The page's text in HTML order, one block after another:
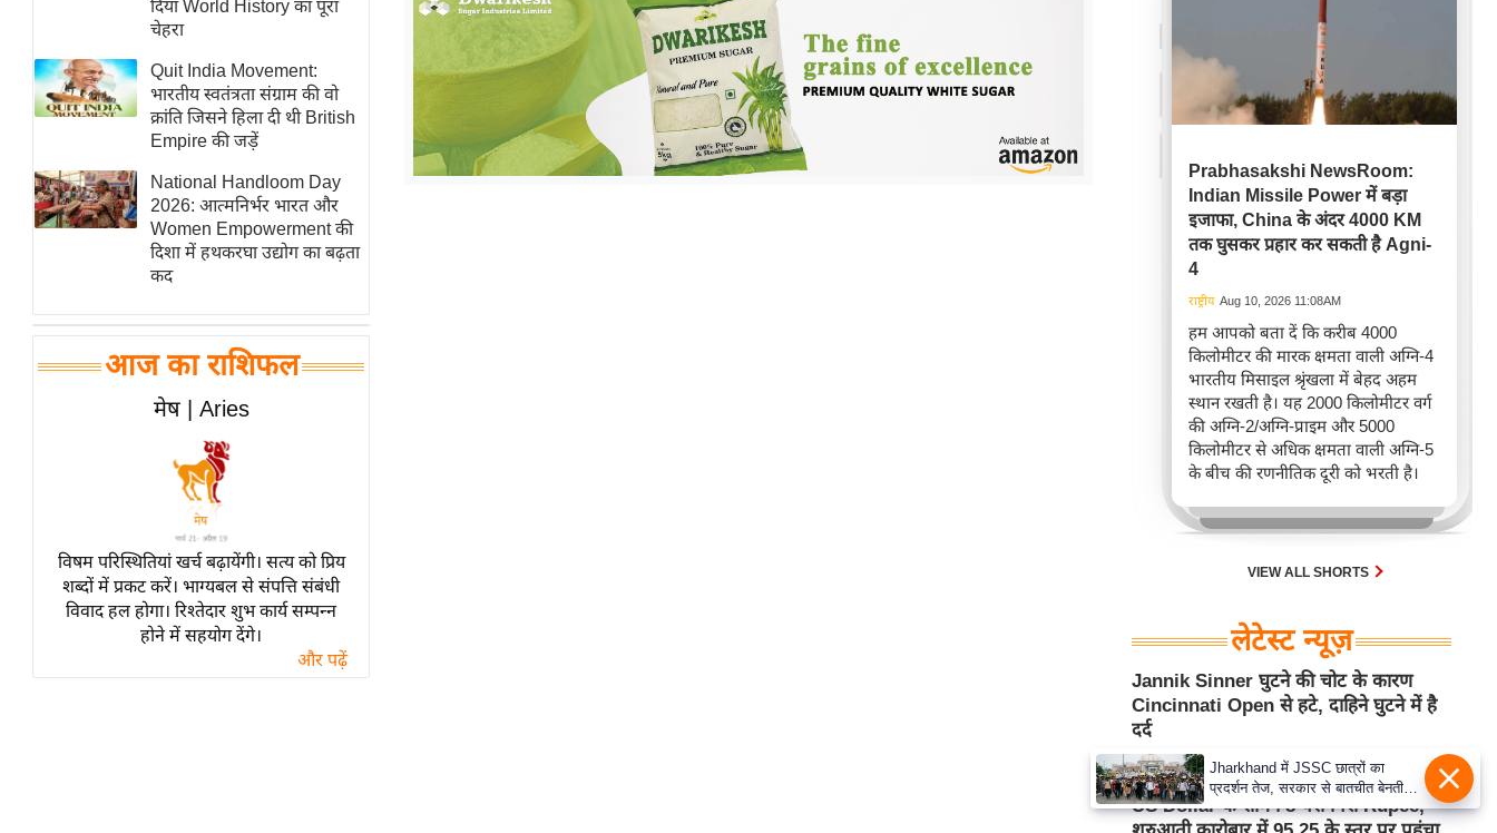
मिसाल बेमिसाल
शख्सियत
यंग इंडिया
साहित्य जगत
ऑटो वर्ल्ड
न्यूज ब्रीफ
मनोरंजन जगत
बॉलीवुड
हॉलीवुड
Breaking
लाइफस्टाइल
ब्यूटी/फैशन
घरेलू नुस्खे
पर्यटन स्थल
दिया World History का पूरा
चेहरा
Quit India Movement:
भारतीय स्वतंत्रता संग्राम की वो
क्रांति जिसने हिला दी थी British
Empire की जड़ें
National Handloom Day
2026: आत्मनिर्भर भारत और
Women Empowerment की
दिशा में हथकरघा उद्योग का बढ़ता
कद
आज का राशिफल
मेष | Aries
विषम परिस्थितियां खर्च बढ़ायेंगी। सत्य को प्रिय
शब्दों में प्रकट करें। भाग्यबल से संपत्ति संबंधी
विवाद हल होगा। रिश्तेदार शुभ कार्य सम्पन्न
होने में सहयोग देंगे।
और पढ़ें
Prabhasakshi NewsRoom:
Indian Missile Power में बड़ा
इजाफा, China के अंदर 4000 KM
तक घुसकर प्रहार कर सकती है Agni-
4
राष्ट्रीय Aug 10, 2026 11:08AM
हम आपको बता दें कि करीब 4000
किलोमीटर की मारक क्षमता वाली अग्नि-4
भारतीय मिसाइल श्रृंखला में बेहद अहम
स्थान रखती है। यह 2000 किलोमीटर वर्ग
की अग्नि-2/अग्नि-प्राइम और 5000
किलोमीटर से अधिक क्षमता वाली अग्नि-5
के बीच की रणनीतिक दूरी को भरती है।
VIEW ALL SHORTS
लेटेस्ट न्यूज़
Jannik Sinner घुटने की चोट के कारण
Cincinnati Open से हटे, दाहिने घुटने में है
दर्द
Aug 10, 2026 11:33AM खेल
US Dollar के सामने 8 पैसे गिरा Rupee,
Jharkhand में JSSC छात्रों का
प्रदर्शन तेज, सरकार से बातचीत बेनतीजा
होने के बाद आज विधानसभा की ओर मार्च